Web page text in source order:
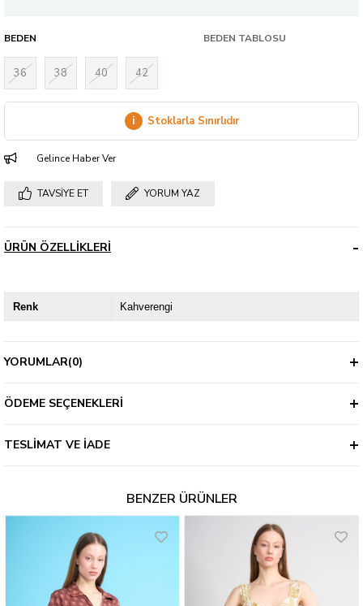
BEDEN BEDEN TABLOSU
36 38 40 42
i Stoklarla Sınırlıdır
Gelince Haber Ver
TAVSIYE ET YORUM YAZ
ÜRÜN ÖZELLIKLERI
Renk Kahverengi
YORUMLAR(0)
ÖDEME SEÇENEKLERI
TESLIMAT VE İADE
BENZER ÜRÜNLER